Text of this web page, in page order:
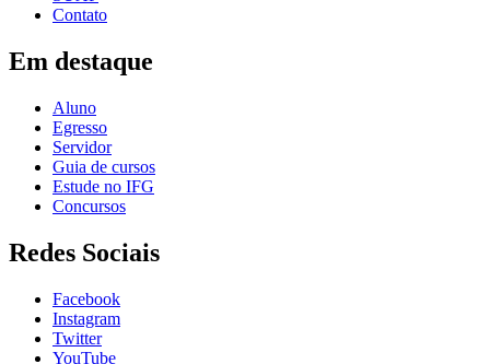
Contato
Em destaque
Aluno
Egresso
Servidor
Guia de cursos
Estude no IFG
Concursos
Redes Sociais
Facebook
Instagram
Twitter
YouTube